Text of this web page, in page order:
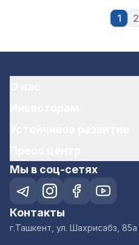
1 2
Мы в соц-сетях
Контакты
г.Ташкент, ул. Шахрисабз, 85а